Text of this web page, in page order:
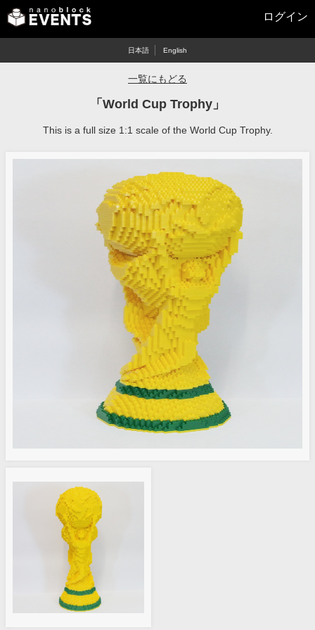
ログイン
日本語 English
一覧にもどる
「World Cup Trophy」
This is a full size 1:1 scale of the World Cup Trophy.